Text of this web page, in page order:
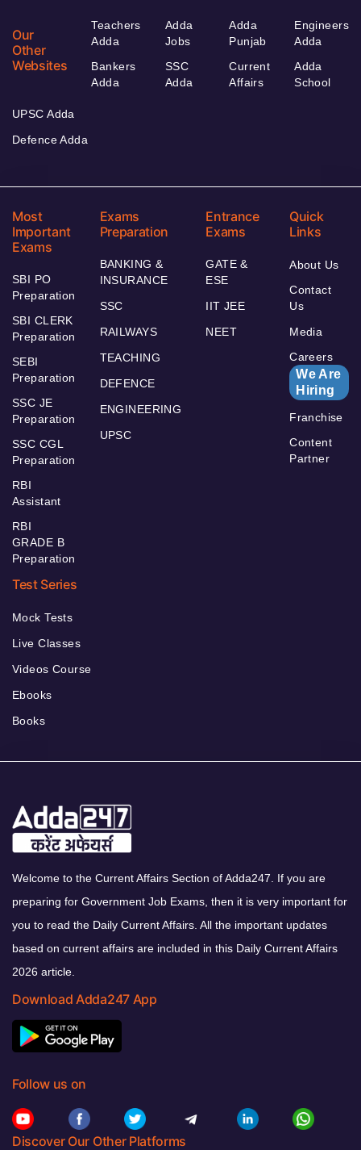
Our
Other
Websites
Teachers
Adda
Bankers
Adda
Adda
Jobs
SSC
Adda
Adda
Punjab
Current
Affairs
Engineers
Adda
Adda
School
UPSC Adda
Defence Adda
Most
Important
Exams
SBI PO
Preparation
SBI CLERK
Preparation
SEBI
Preparation
SSC JE
Preparation
SSC CGL
Preparation
RBI
Assistant
RBI
GRADE B
Preparation
Exams
Preparation
BANKING &
INSURANCE
SSC
RAILWAYS
TEACHING
DEFENCE
ENGINEERING
UPSC
Entrance
Exams
GATE &
ESE
IIT JEE
NEET
Quick
Links
About Us
Contact
Us
Media
Careers
We Are
Hiring
Franchise
Content
Partner
Test Series
Mock Tests
Live Classes
Videos Course
Ebooks
Books
Welcome to the Current Affairs Section of Adda247. If you are
preparing for Government Job Exams, then it is very important for
you to read the Daily Current Affairs. All the important updates
based on current affairs are included in this Daily Current Affairs
2026 article.
Download Adda247 App
Follow us on
Discover Our Other Platforms